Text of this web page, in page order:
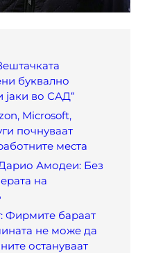
буквално
јаки во САД“
Microsoft,
почнуваат
места
Амодеи: Без
на
Фирмите бараат
не може да
остануваат